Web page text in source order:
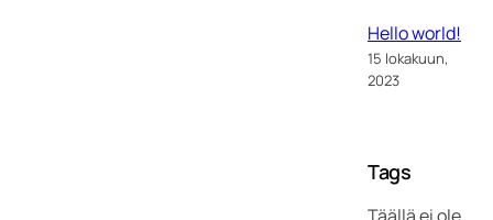
Hello world!
15 lokakuun,
2023
Tags